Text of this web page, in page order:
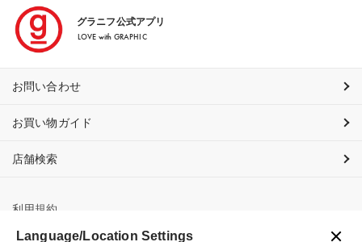
グラニフ公式アプリ
LOVE with GRAPHIC
お問い合わせ
お買い物ガイド
店舗検索
利用規約
Language/Location Settings